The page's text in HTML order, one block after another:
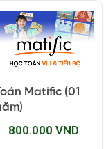
Matific (01
800.000 VND